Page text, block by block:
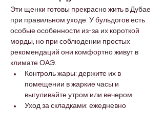
Эти щенки готовы прекрасно жить в Дубае
при правильном уходе. У бульдогов есть
особые особенности из-за их короткой
морды, но при соблюдении простых
рекомендаций они комфортно живут в
климате ОАЭ.
Контроль жары: держите их в
помещении в жаркие часы и
выгуливайте утром или вечером
Уход за складками: ежедневно